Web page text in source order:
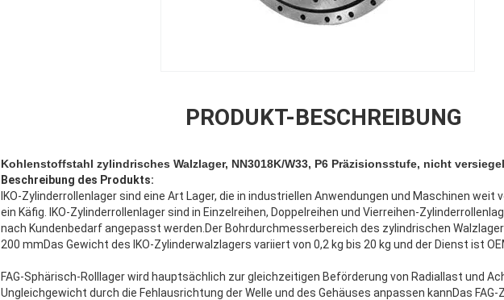
PRODUKT-BESCHREIBUNG
Kohlenstoffstahl zylindrisches Walzlager, NN3018K/W33, P6 Präzisionsstufe, nicht
Beschreibung des Produkts:
IKO-Zylinderrollenlager sind eine Art Lager, die in industriellen Anwendungen und Maschinen weit
ein Käfig. IKO-Zylinderrollenlager sind in Einzelreihen, Doppelreihen und Vierreihen-
nach Kundenbedarf angepasst werden.Der Bohrdurchmesserbereich des zylindrischen
200 mmDas Gewicht des IKO-Zylinderwalzlagers variiert von 0,2 kg bis 20 kg und der Dienst ist
FAG-Sphärisch-Rolllager wird hauptsächlich zur gleichzeitigen Beförderung von Radiallast und
Ungleichgewicht durch die Fehlausrichtung der Welle und des Gehäuses anpassen kannDas